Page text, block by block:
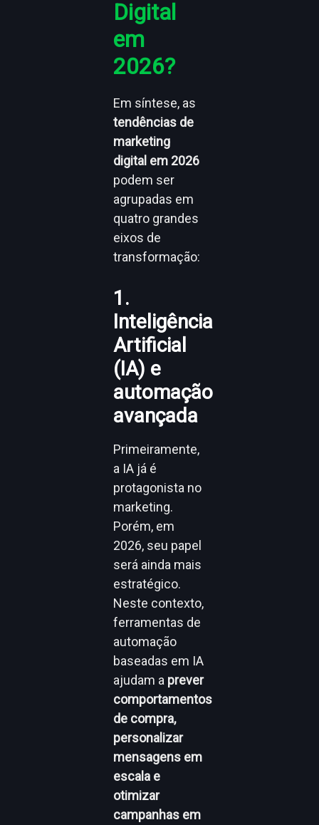
Digital
em
2026?
Em síntese, as
tendências de
marketing
digital em 2026
podem ser
agrupadas em
quatro grandes
eixos de
transformação:
1.
Inteligência
Artificial
(IA) e
automação
avançada
Primeiramente,
a IA já é
protagonista no
marketing.
Porém, em
2026, seu papel
será ainda mais
estratégico.
Neste contexto,
ferramentas de
automação
baseadas em IA
ajudam a prever
comportamentos
de compra,
personalizar
mensagens em
escala e
otimizar
campanhas em